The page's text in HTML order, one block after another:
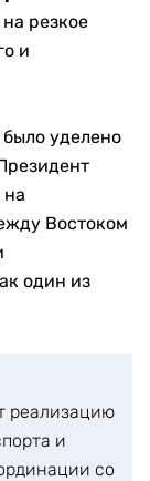
резкое
и
уделено
на
Востоком
один из
реализацию
и
со